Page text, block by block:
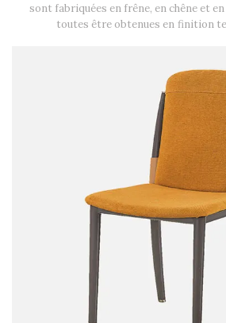
sont fabriquées en frêne, en chêne et
toutes être obtenues en finition